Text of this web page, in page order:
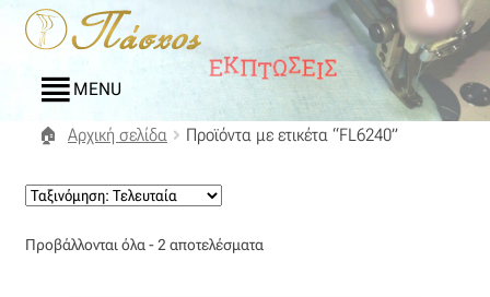
Απευθείας
μετάβαση
στην
πλοήγηση
Μετάβαση
σε
περιεχόμενο
MENU
Αρχική
Blog
Compare
Αρχική σελίδα Προϊόντα με ετικέτα “FL6240”
Προβάλλονται όλα - 2 αποτελέσματαSorted